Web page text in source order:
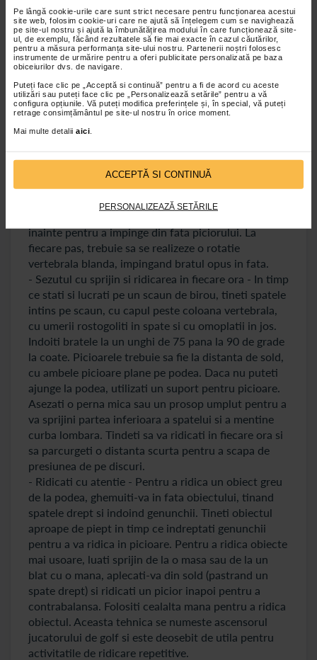
Pe lângă cookie-urile care sunt strict necesare pentru funcționarea acestui
site web, folosim cookie-uri care ne ajută să înțelegem cum se navighează
pe site-ul nostru și ajută la îmbunătățirea modului în care funcționează site-
ul, de exemplu, făcând rezultatele să fie mai exacte în cazul căutărilor,
pentru a măsura performanța site-ului nostru. Partenerii noștri folosesc
instrumente de urmărire pentru a oferi publicitate personalizată pe baza
obiceiurilor dvs. de navigare.
Puteți face clic pe „Acceptă si continuă” pentru a fi de acord cu aceste
utilizări sau puteți face clic pe „Personalizează setările” pentru a vă
configura opțiunile. Vă puteți modifica preferințele și, în special, vă puteți
retrage consimțământul pe site-ul nostru în orice moment.
Mai multe detalii aici
ACCEPTĂ SI CONTINUĂ
PERSONALIZEAZĂ SETĂRILE
obisnuita incorecta poate dura timp si
constientizare constanta.
Iata cateva sfaturi despre cum sa mentineti o
postura buna in timpul mersului, sederii si
ridicarii.
important sa priviti drept inainte si sa va mentineti
capul echilibrat deasupra coloanei vertebrale.
Pastrati coloana dreapta si relaxati-va umerii.
inainte pentru a impinge din fata piciorului. La
fiecare pas, trebuie sa se realizeze o rotatie
vertebrala blanda, impingand bratul opus in fata.
- Sezutul cu sprijin si ridicarea in fiecare ora - In timp
ce stati si lucrati pe un scaun de birou, tineti spatele
intins pe scaun, cu capul peste coloana vertebrala,
cu umerii rostogoliti in spate si cu omoplatii in jos.
Indoiti bratele la un unghi de 75 pana la 90 de grade
la coate. Picioarele trebuie sa fie la distanta de sold,
cu ambele picioare plane pe podea. Daca nu puteti
ajunge la podea, utilizati un suport pentru picioare.
Asezati o perna mica sau un prosop umplut pentru a
va sprijini partea inferioara a spatelui si a mentine
curba lombara. Tindeti sa va ridicati in fiecare ora si
sa parcurgeti o distanta scurta pentru a scapa de
presiunea de pe discuri.
- Ridicati cu atentie - Pentru a ridica un obiect greu
de la podea, ghemuiti-va in fata obiectului, tinand
spatele drept si indoind genunchii. Tineti obiectul
aproape de piept in timp ce indreptati genunchii
pentru a va ridica in picioare. Pentru a ridica obiecte
mai usoare, luati sprijin de la o masa sau de la un
blat cu o mana, aplecati-va din sold (pastrand un
spate drept) si ridicati un picior inapoi pentru a
contrabalansa. Folositi cealalta mana pentru a ridica
obiectul. Aceasta tehnica se numeste ascensorul
jucatorului de golf si este deosebit de utila pentru
activitatile de ridicare repetitive.